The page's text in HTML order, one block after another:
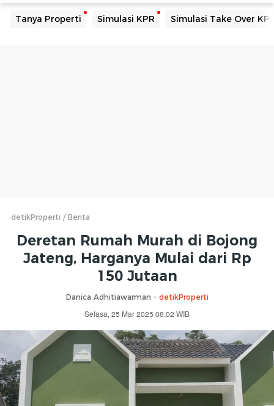
Tanya Properti Simulasi KPR Simulasi Take Over
detikProperti Berita
Deretan Rumah Murah di Bojong
Jateng, Harganya Mulai dari Rp
150 Jutaan
Danica Adhitiawarman - detikProperti
Selasa, 25 Mar 2025 08:02 WIB